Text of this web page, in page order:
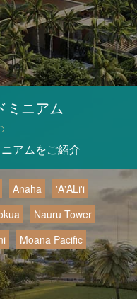
ミニアム
アムをご紹介
Anaha
'A'ALi'i
Nauru Tower
Moana Pacific